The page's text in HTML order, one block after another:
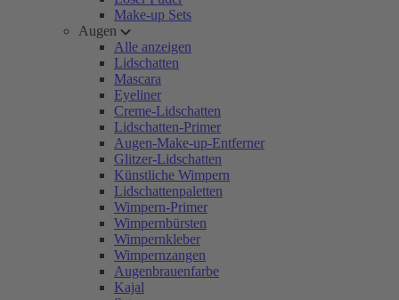
Make-up Sets
Augen
Alle anzeigen
Lidschatten
Mascara
Eyeliner
Creme-Lidschatten
Lidschatten-Primer
Augen-Make-up-Entferner
Glitzer-Lidschatten
Künstliche Wimpern
Lidschattenpaletten
Wimpern-Primer
Wimpernbürsten
Wimpernkleber
Wimpernzangen
Augenbrauenfarbe
Kajal